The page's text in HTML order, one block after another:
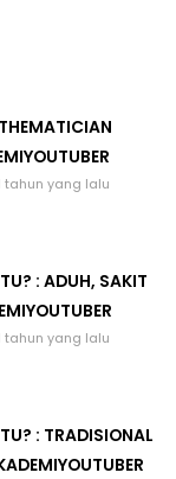
tahun yang lalu
: ADUH, SAKIT
tahun yang lalu
: TRADISIONAL